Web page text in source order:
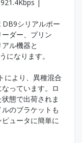
|
DB9シリアルポー
ダー、プリン
ル機器と
になります。
により、異種混合
っています。ロ
態で出荷されま
のブラケットも
ュータに簡単に